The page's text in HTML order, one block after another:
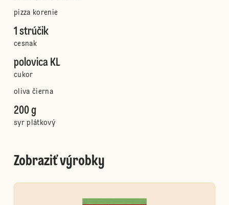
pizza korenie
1 strúčik
cesnak
polovica KL
cukor
oliva čierna
200 g
syr plátkový
Zobraziť výrobky